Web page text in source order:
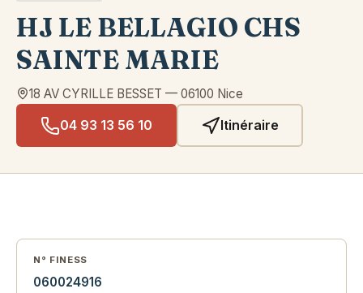
HJ LE BELLAGIO CHS
SAINTE MARIE
18 AV CYRILLE BESSET — 06100 Nice
04 93 13 56 10 Itinéraire
N° FINESS
060024916